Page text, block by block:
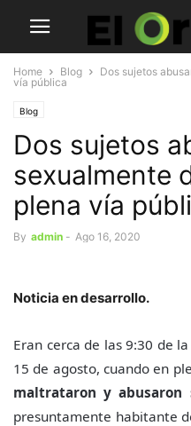
Home Blog
Dos sujetos
vía pública
Blog
Dos sujetos
sexualmente
plena vía
By admin - Ago 16, 2020
Noticia en desarrollo.
Eran cerca de las 9:30 de
15 de agosto, cuando en
maltrataron y abusaron
presuntamente habitante